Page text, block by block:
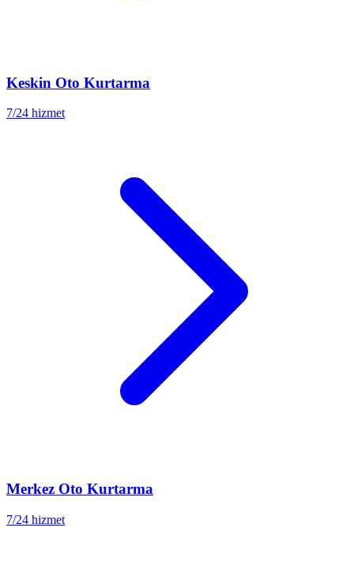
Keskin Oto Kurtarma
7/24 hizmet
Merkez Oto Kurtarma
7/24 hizmet